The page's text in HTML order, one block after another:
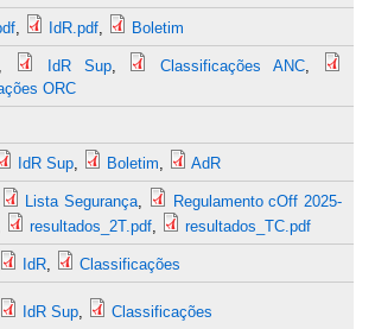
IdR.pdf Boletim
IdR Sup, Classificações ANC
ORC
IdR Sup Boletim AdR
Lista Segurança
Regulamento cOff 2025-
resultados_2T.pdf resultados_TC.pdf
IdR Classificações
IdR Sup Classificações